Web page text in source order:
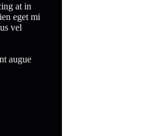
at in
eget mi
vel
augue